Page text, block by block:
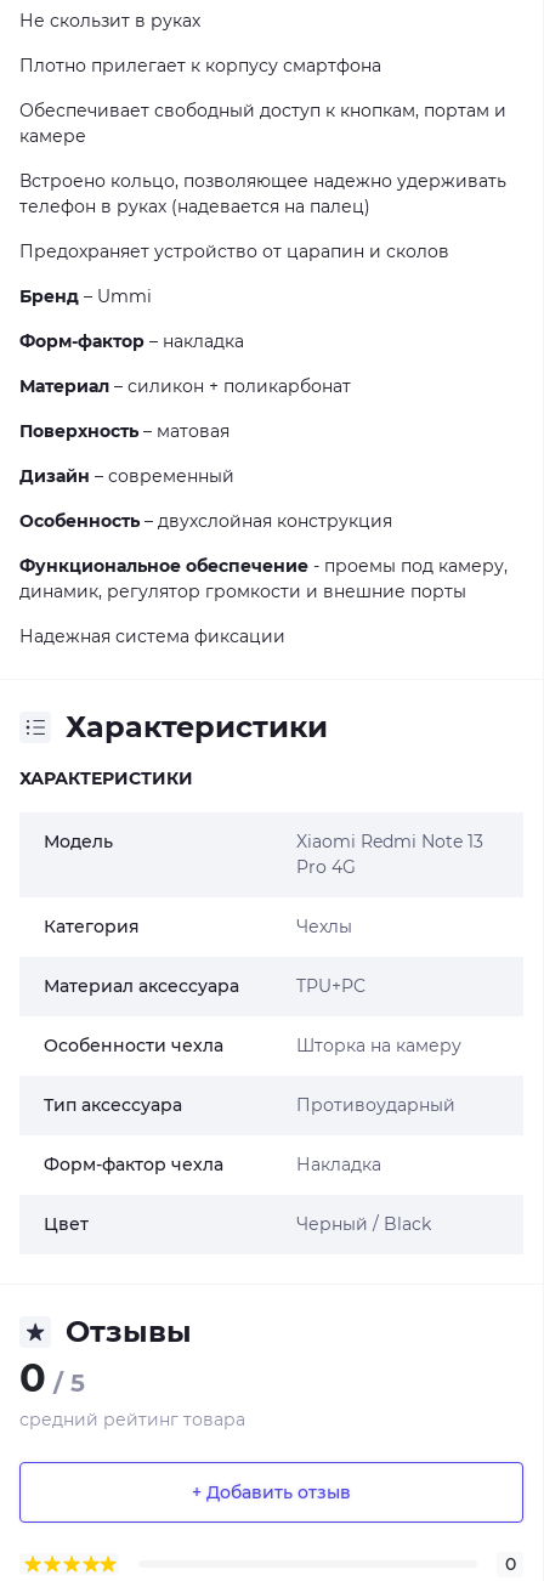
Не скользит в руках
Плотно прилегает к корпусу смартфона
Обеспечивает свободный доступ к кнопкам, портам и
камере
Встроено кольцо, позволяющее надежно удерживать
телефон в руках (надевается на палец)
Предохраняет устройство от царапин и сколов
Бренд – Ummi
Форм-фактор – накладка
Материал – силикон + поликарбонат
Поверхность – матовая
Дизайн – современный
Особенность – двухслойная конструкция
Функциональное обеспечение - проемы под камеру,
динамик, регулятор громкости и внешние порты
Надежная система фиксации
Характеристики
ХАРАКТЕРИСТИКИ
Модель
Xiaomi Redmi Note 13
Pro 4G
Категория Чехлы
Материал аксессуара TPU+PC
Особенности чехла Шторка на камеру
Тип аксессуара Противоударный
Форм-фактор чехла Накладка
Цвет Черный / Black
Отзывы
0 / 5
средний рейтинг товара
+ Добавить отзыв
0